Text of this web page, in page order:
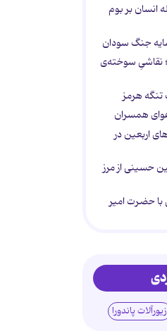
انسان بر بوم
جنگ سودان
نقاشیِ سوخته‌ی
هرمز
اربعین در
حسینی از مرز
حضرت امیر
زیورآلات پاندورا